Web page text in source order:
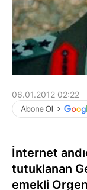
06.01.2012 02:22
İnternet
tutuklanan
emekli